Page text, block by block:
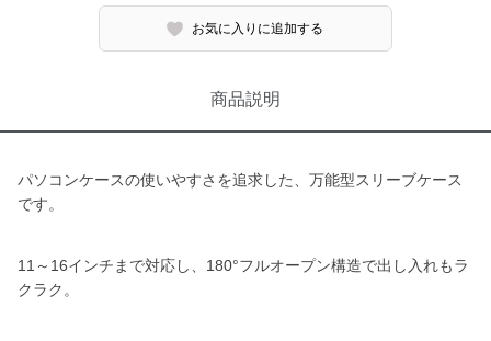
お気に入りに追加する
商品説明
パソコンケースの使いやすさを追求した、万能型スリーブケース
です。
11～16インチまで対応し、180°フルオープン構造で出し入れもラ
クラク。